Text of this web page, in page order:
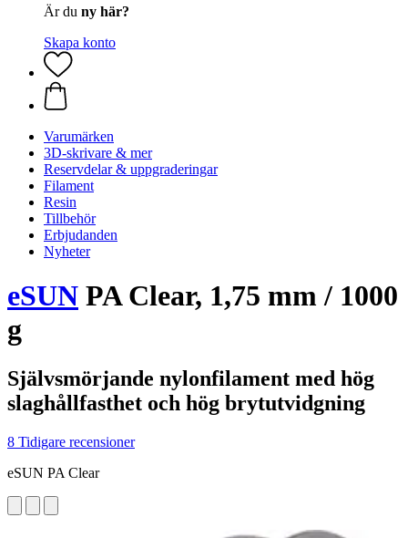
Är du ny här?
Skapa konto
Varumärken
3D-skrivare & mer
Reservdelar & uppgraderingar
Filament
Resin
Tillbehör
Erbjudanden
Nyheter
eSUN PA Clear, 1,75 mm / 1000
g
Självsmörjande nylonfilament med hög
slaghållfasthet och hög brytutvidgning
8 Tidigare recensioner
eSUN PA Clear